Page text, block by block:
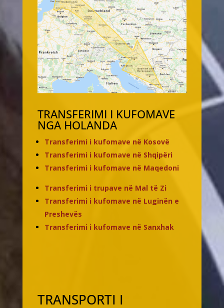
TRANSFERIMI I KUFOMAVE
NGA HOLANDA
Transferimi i kufomave në Kosovë
Transferimi i kufomave në Shqipëri
Transferimi i kufomave në Maqedoni
Transferimi i trupave në Mal të Zi
Transferimi i kufomave në Luginën e
Preshevës
Transferimi i kufomave në Sanxhak
TRANSPORTI I